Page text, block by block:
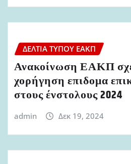
ΔΕΛΤΊΑ ΤΎΠΟΥ ΕΑΚΠ
Ανακοίνωση ΕΑΚΠ
χορήγηση επιδομα
στους ένστολους 2024
admin Δεκ 19, 2024